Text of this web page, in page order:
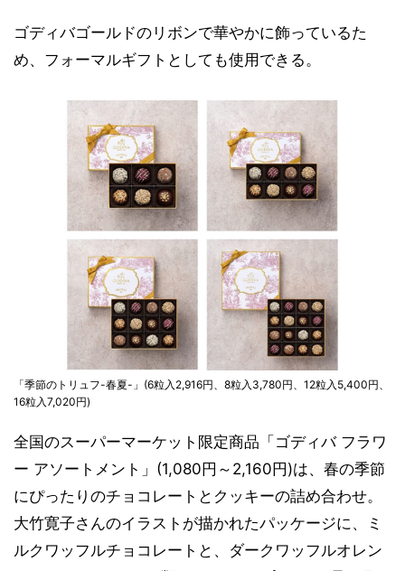
ゴディバゴールドのリボンで華やかに飾っているた
め、フォーマルギフトとしても使用できる。
「季節のトリュフ-春夏-」(6粒入2,916円、8粒入3,780円、12粒入5,400円、
16粒入7,020円)
全国のスーパーマーケット限定商品「ゴディバ フラワ
ー アソートメント」(1,080円～2,160円)は、春の季節
にぴったりのチョコレートとクッキーの詰め合わせ。
大竹寛子さんのイラストが描かれたパッケージに、ミ
ルクワッフルチョコレートと、ダークワッフルオレン